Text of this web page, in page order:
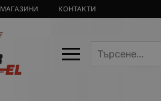
МАГАЗИНИ КОНТАКТИ